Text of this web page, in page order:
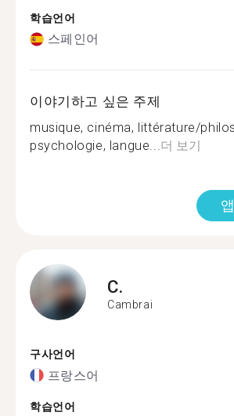
학습언어
스페인어
이야기하고 싶은 주제
musique, cinéma, littérature/
psychologie, langue...더 보기
C.
Cambrai
구사언어
프랑스어
학습언어